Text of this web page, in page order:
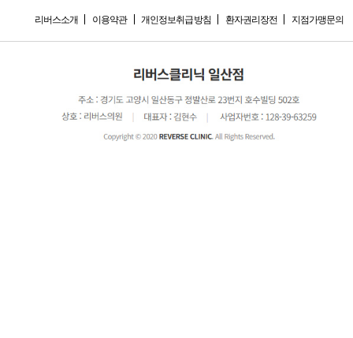
리버스소개 이용약관 개인정보취급방침 환자권리장전 지점가맹문의